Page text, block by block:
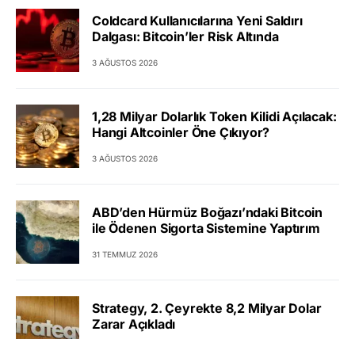
Coldcard Kullanıcılarına Yeni Saldırı
Dalgası: Bitcoin’ler Risk Altında
3 AĞUSTOS 2026
1,28 Milyar Dolarlık Token Kilidi Açılacak:
Hangi Altcoinler Öne Çıkıyor?
3 AĞUSTOS 2026
ABD’den Hürmüz Boğazı’ndaki Bitcoin
ile Ödenen Sigorta Sistemine Yaptırım
31 TEMMUZ 2026
Strategy, 2. Çeyrekte 8,2 Milyar Dolar
Zarar Açıkladı